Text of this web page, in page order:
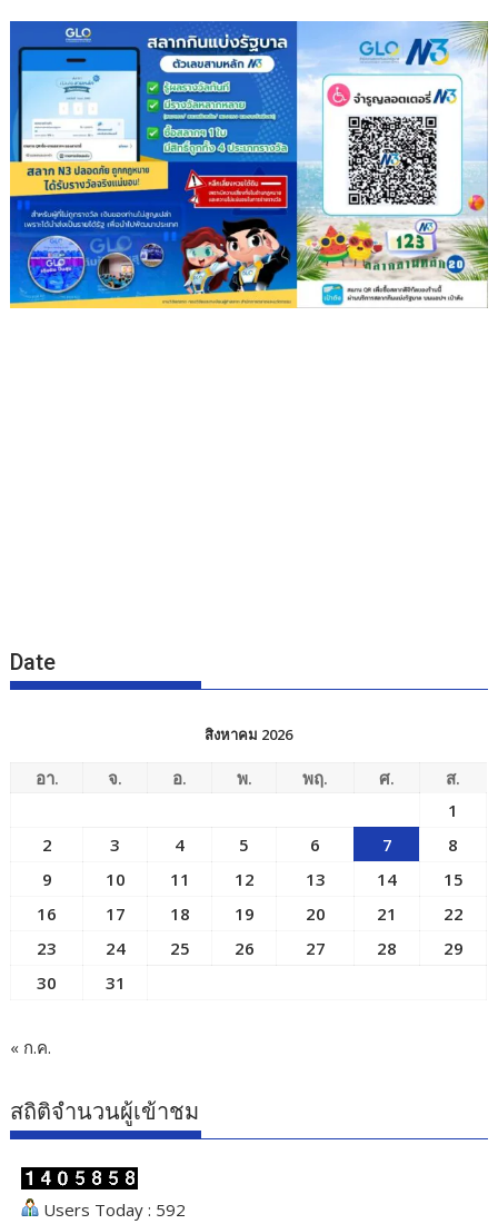
Date
สิงหาคม 2026
อา. จ. อ. พ. พฤ. ศ.
ส.
1
2
3 4 5 6 7
8
9
10 11 12 13 14
15
16
17 18 19 20 21
22
23
24 25 26 27 28
29
30
31
« ก.ค.
สถิติจำนวนผู้เข้าชม
Users Today : 592